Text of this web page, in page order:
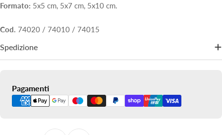
Formato: 5x5 cm, 5x7 cm, 5x10 cm.
Cod. 74020 / 74010 / 74015
Spedizione
Pagamenti
Metodi